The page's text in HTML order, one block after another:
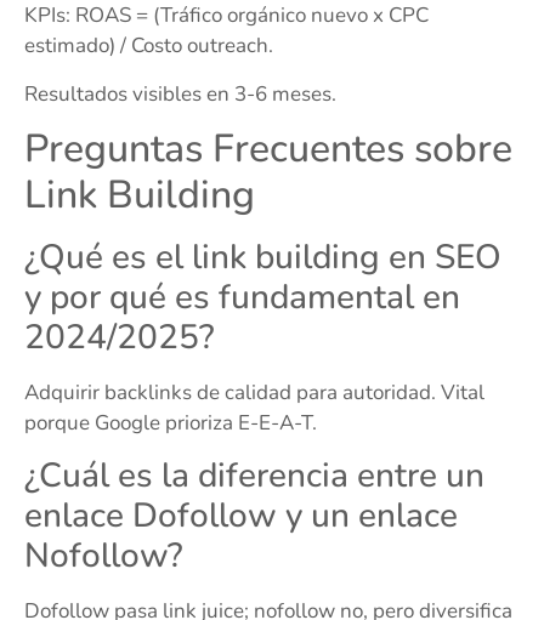
KPIs: ROAS = (Tráfico orgánico nuevo x CPC
estimado) / Costo outreach.
Resultados visibles en 3-6 meses.
Preguntas Frecuentes sobre
Link Building
¿Qué es el link building en SEO
y por qué es fundamental en
2024/2025?
Adquirir backlinks de calidad para autoridad. Vital
porque Google prioriza E-E-A-T.
¿Cuál es la diferencia entre un
enlace Dofollow y un enlace
Nofollow?
Dofollow pasa link juice; nofollow no, pero diversifica